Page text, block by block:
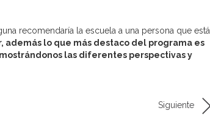
recomendaría la escuela a una persona que está
además lo que más destaco del programa es
las diferentes perspectivas y
Siguiente